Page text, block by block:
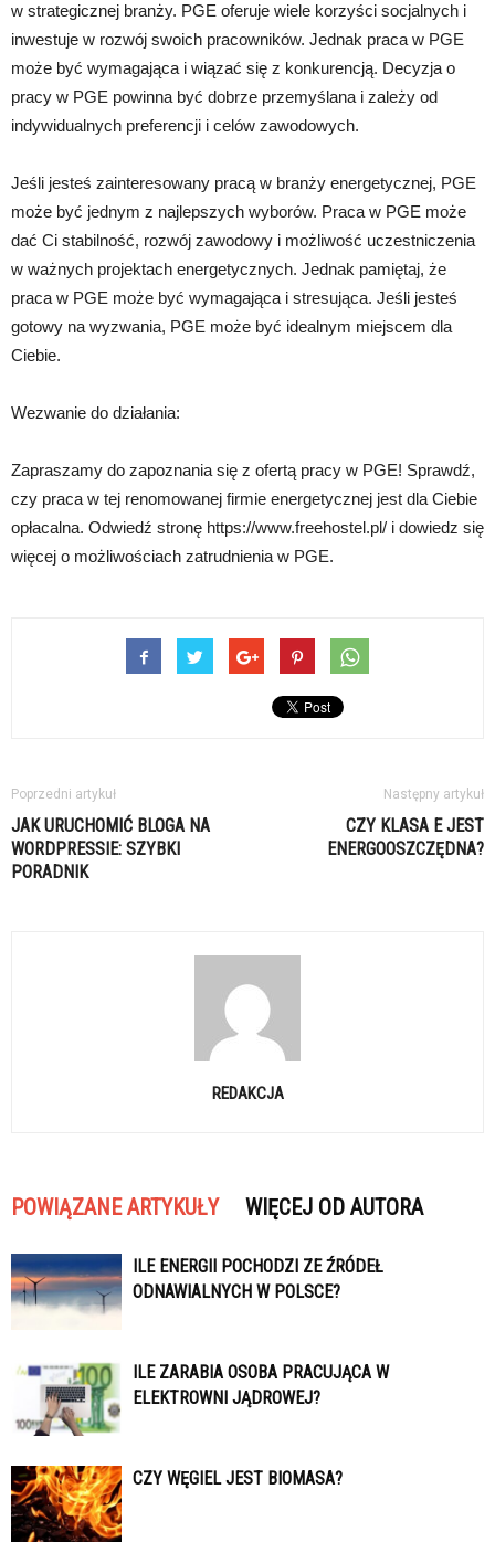
w strategicznej branży. PGE oferuje wiele korzyści socjalnych i
inwestuje w rozwój swoich pracowników. Jednak praca w PGE
może być wymagająca i wiązać się z konkurencją. Decyzja o
pracy w PGE powinna być dobrze przemyślana i zależy od
indywidualnych preferencji i celów zawodowych.
Jeśli jesteś zainteresowany pracą w branży energetycznej, PGE
może być jednym z najlepszych wyborów. Praca w PGE może
dać Ci stabilność, rozwój zawodowy i możliwość uczestniczenia
w ważnych projektach energetycznych. Jednak pamiętaj, że
praca w PGE może być wymagająca i stresująca. Jeśli jesteś
gotowy na wyzwania, PGE może być idealnym miejscem dla
Ciebie.
Wezwanie do działania:
Zapraszamy do zapoznania się z ofertą pracy w PGE! Sprawdź,
czy praca w tej renomowanej firmie energetycznej jest dla Ciebie
opłacalna. Odwiedź stronę https://www.freehostel.pl/ i dowiedz się
więcej o możliwościach zatrudnienia w PGE.
Poprzedni artykuł
JAK URUCHOMIĆ BLOGA NA
WORDPRESSIE: SZYBKI
PORADNIK
Następny artykuł
CZY KLASA E JEST
ENERGOOSZCZĘDNA?
REDAKCJA
POWIĄZANE ARTYKUŁY WIĘCEJ OD AUTORA
ILE ENERGII POCHODZI ZE ŹRÓDEŁ
ODNAWIALNYCH W POLSCE?
ILE ZARABIA OSOBA PRACUJĄCA W
ELEKTROWNI JĄDROWEJ?
CZY WĘGIEL JEST BIOMASA?